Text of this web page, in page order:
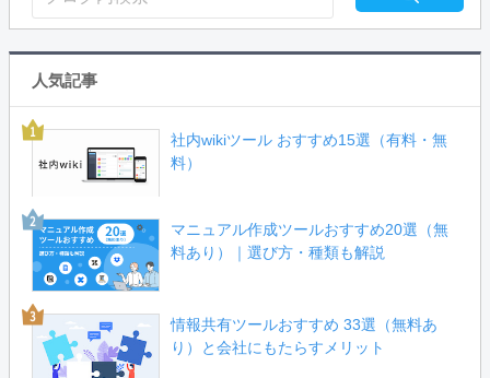
人気記事
社内wikiツール おすすめ15選（有料・無
料）
マニュアル作成ツールおすすめ20選（無
料あり）｜選び方・種類も解説
情報共有ツールおすすめ 33選（無料あ
り）と会社にもたらすメリット